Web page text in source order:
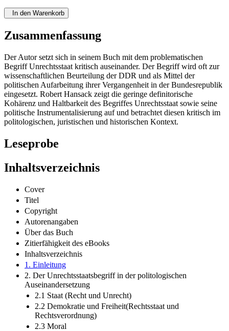
In den Warenkorb
Zusammenfassung
Der Autor setzt sich in seinem Buch mit dem problematischen
Begriff Unrechtsstaat kritisch auseinander. Der Begriff wird oft zur
wissenschaftlichen Beurteilung der DDR und als Mittel der
politischen Aufarbeitung ihrer Vergangenheit in der Bundesrepublik
eingesetzt. Robert Hansack zeigt die geringe definitorische
Kohärenz und Haltbarkeit des Begriffes Unrechtsstaat sowie seine
politische Instrumentalisierung auf und betrachtet diesen kritisch im
politologischen, juristischen und historischen Kontext.
Leseprobe
Inhaltsverzeichnis
Cover
Titel
Copyright
Autorenangaben
Über das Buch
Zitierfähigkeit des eBooks
Inhaltsverzeichnis
1. Einleitung
2. Der Unrechtsstaatsbegriff in der politologischen
Auseinandersetzung
2.1 Staat (Recht und Unrecht)
2.2 Demokratie und Freiheit(Rechtsstaat und
Rechtsverordnung)
2.3 Moral